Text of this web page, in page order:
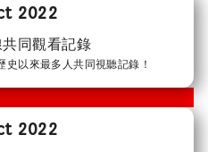
2022
同觀看記錄
以來最多人共同視聽記錄！
2022